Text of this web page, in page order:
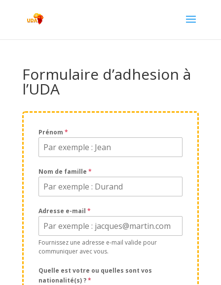
Formulaire d’adhesion à
l’UDA
Prénom *
Nom de famille *
Adresse e-mail *
Fournissez une adresse e-mail valide pour
communiquer avec vous.
Quelle est votre ou quelles sont vos
nationalité(s) ?*